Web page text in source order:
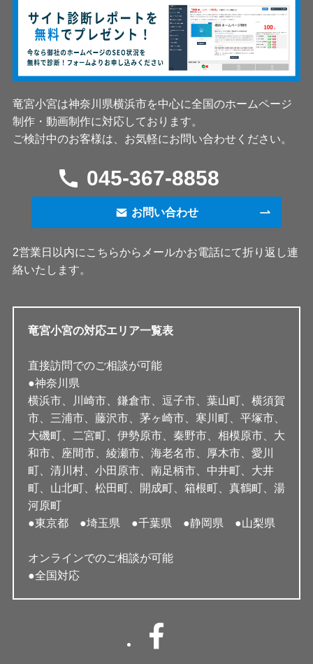
竜宮小宮は神奈川県横浜市を中心に全国のホームページ
制作・動画制作に対応しております。
ご検討中のお客様は、お気軽にお問い合わせください。
045-367-8858
お問い合わせ
2営業日以内にこちらからメールかお電話にて折り返し連
絡いたします。
竜宮小宮の対応エリア一覧表
直接訪問でのご相談が可能
●神奈川県
横浜市、川崎市、鎌倉市、逗子市、葉山町、横須賀
市、三浦市、藤沢市、茅ヶ崎市、寒川町、平塚市、
大磯町、二宮町、伊勢原市、秦野市、相模原市、大
和市、座間市、綾瀬市、海老名市、厚木市、愛川
町、清川村、小田原市、南足柄市、中井町、大井
町、山北町、松田町、開成町、箱根町、真鶴町、湯
河原町
●東京都 ●埼玉県 ●千葉県 ●静岡県 ●山梨県
オンラインでのご相談が可能
●全国対応